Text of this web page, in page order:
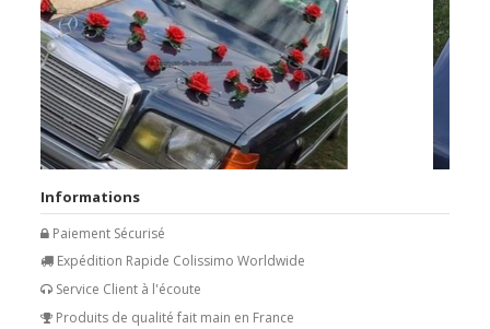
Informations
Paiement Sécurisé
Expédition Rapide Colissimo Worldwide
Service Client à l'écoute
Produits de qualité fait main en France